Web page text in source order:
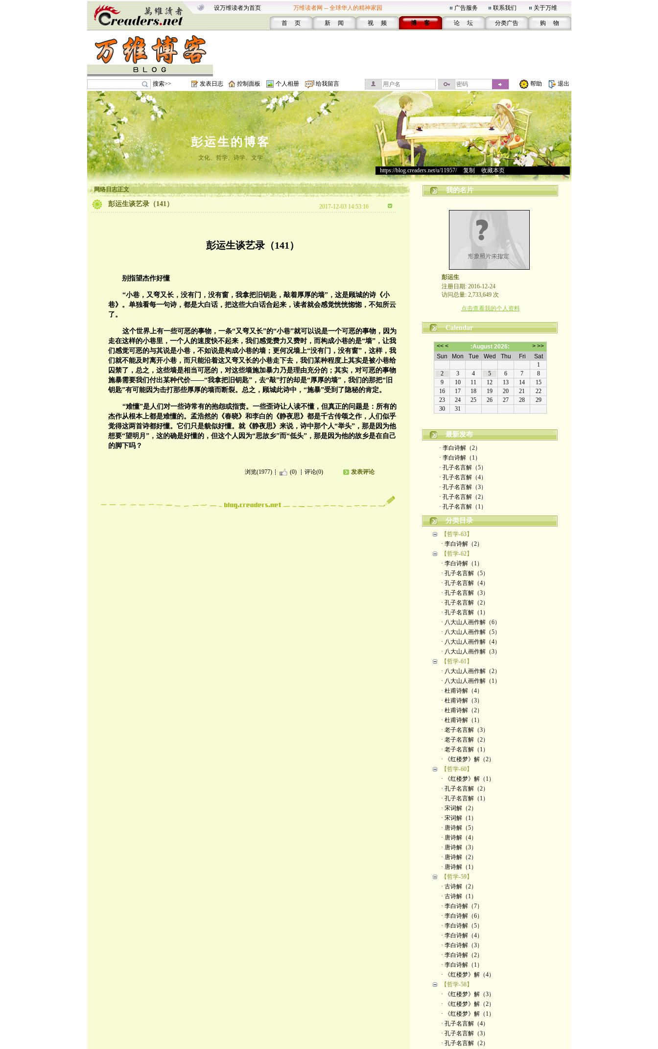
设万维读者为首页 万维读者网 -- 全球华人的精神家园 广告服务 联系我们 关于万维
首 页 新 闻 视 频 博 客 论 坛 分类广告 购 物
搜索>> 发表日志 控制面板 个人相册 给我留言 帮助 退出
彭运生的博客
文化、哲学、诗学、文学
https://blog.creaders.net/u/11957/> 复制 收藏本页
网络日志正文
彭运生谈艺录（141） 2017-12-03 14:53:16
彭运生谈艺录（141）
别指望杰作好懂
“小巷，又弯又长，没有门，没有窗，我拿把旧钥匙，敲着厚厚的墙”，这是顾城的诗《小
巷》。单独看每一句诗，都是大白话，把这些大白话合起来，读者就会感觉恍恍惚惚，不知所云
了。
这个世界上有一些可恶的事物，一条“又弯又长”的“小巷”就可以说是一个可恶的事物，因为
走在这样的小巷里，一个人的速度快不起来，我们感觉费力又费时，而构成小巷的是“墙”，让我
们感觉可恶的与其说是小巷，不如说是构成小巷的墙；更何况墙上“没有门，没有窗”，这样，我
们就不能及时离开小巷，而只能沿着这又弯又长的小巷走下去，我们某种程度上其实是被小巷给
囚禁了，总之，这些墙是相当可恶的，对这些墙施加暴力乃是理由充分的；其实，对可恶的事物
施暴需要我们付出某种代价——“我拿把旧钥匙”，去“敲”打的却是“厚厚的墙”，我们的那把“旧
钥匙”有可能因为击打那些厚厚的墙而断裂。总之，顾城此诗中，“施暴”受到了隐秘的肯定。
“难懂”是人们对一些诗常有的抱怨或指责。一些歪诗让人读不懂，但真正的问题是：所有的
杰作从根本上都是难懂的。孟浩然的《春晓》和李白的《静夜思》都是千古传颂之作，人们似乎
觉得这两首诗都好懂。它们只是貌似好懂。就《静夜思》来说，诗中那个人“举头”，那是因为他
想要“望明月”，这的确是好懂的，但这个人因为“思故乡”而“低头”，那是因为他的故乡是在自己
的脚下吗？
浏览(1977) (0) 评论(0) 发表评论
我的名片
彭运生
注册日期: 2016-12-24
访问总量: 2,733,649 次
点击查看我的个人资料
Calendar
最新发布
· 李白诗解（2）
· 李白诗解（1）
· 孔子名言解（5）
· 孔子名言解（4）
· 孔子名言解（3）
· 孔子名言解（2）
· 孔子名言解（1）
分类目录
【哲学-63】
· 李白诗解（2）
【哲学-62】
· 李白诗解（1）
· 孔子名言解（5）
· 孔子名言解（4）
· 孔子名言解（3）
· 孔子名言解（2）
· 孔子名言解（1）
· 八大山人画作解（6）
· 八大山人画作解（5）
· 八大山人画作解（4）
· 八大山人画作解（3）
【哲学-61】
· 八大山人画作解（2）
· 八大山人画作解（1）
· 杜甫诗解（4）
· 杜甫诗解（3）
· 杜甫诗解（2）
· 杜甫诗解（1）
· 老子名言解（3）
· 老子名言解（2）
· 老子名言解（1）
· 《红楼梦》解（2）
【哲学-60】
· 《红楼梦》解（1）
· 孔子名言解（2）
· 孔子名言解（1）
· 宋词解（2）
· 宋词解（1）
· 唐诗解（5）
· 唐诗解（4）
· 唐诗解（3）
· 唐诗解（2）
· 唐诗解（1）
【哲学-59】
· 古诗解（2）
· 古诗解（1）
· 李白诗解（7）
· 李白诗解（6）
· 李白诗解（5）
· 李白诗解（4）
· 李白诗解（3）
· 李白诗解（2）
· 李白诗解（1）
· 《红楼梦》解（4）
【哲学-58】
· 《红楼梦》解（3）
· 《红楼梦》解（2）
· 《红楼梦》解（1）
· 孔子名言解（4）
· 孔子名言解（3）
· 孔子名言解（2）